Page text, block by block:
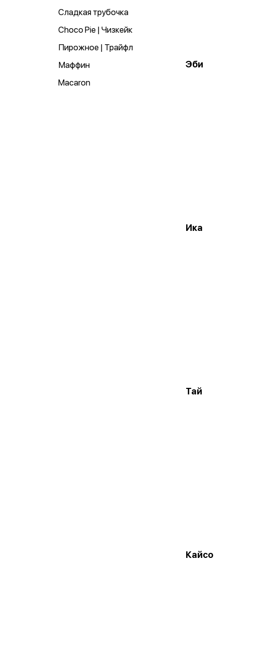
Сладкая трубочка
Choco Pie | Чизкейк
Пирожное | Трайфл
Маффин
Macaron
Эби
Ика
Тай
Кайсо